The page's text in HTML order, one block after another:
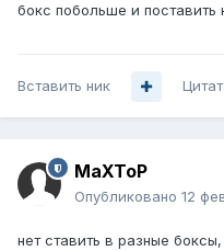
бокс побольше и поставить
Вставить ник
MaXToP
Опубликовано 12
нет ставить в разные